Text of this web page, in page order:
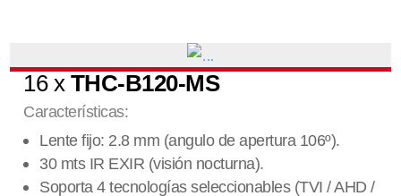
16 x THC-B120-MS
Características:
Lente fijo: 2.8 mm (angulo de apertura 106º).
30 mts IR EXIR (visión nocturna).
Soporta 4 tecnologías seleccionables (TVI / AHD /